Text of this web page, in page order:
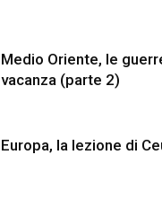
Medio Oriente, le
vacanza (parte 2)
Europa, la lezione di